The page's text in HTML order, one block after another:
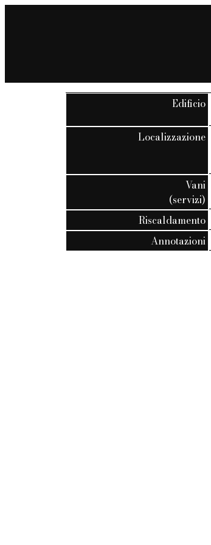
Edificio
Localizzazione
Vani
(servizi)
Riscaldamento
Annotazioni